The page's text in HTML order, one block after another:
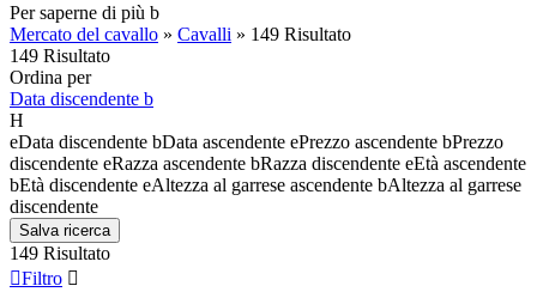
Per saperne di più b
Mercato del cavallo » Cavalli » 149 Risultato
149 Risultato
Ordina per
Data discendente b
H
eData discendente bData ascendente ePrezzo ascendente bPrezzo
discendente eRazza ascendente bRazza discendente eEtà ascendente
bEtà discendente eAltezza al garrese ascendente bAltezza al garrese
discendente
Salva ricerca
149 Risultato
Filtro 